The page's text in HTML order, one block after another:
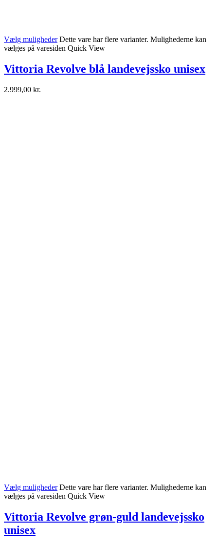
Vælg muligheder Dette vare har flere varianter. Mulighederne kan
vælges på varesiden Quick View
Vittoria Revolve blå landevejssko unisex
2.999,00 kr.
Vælg muligheder Dette vare har flere varianter. Mulighederne kan
vælges på varesiden Quick View
Vittoria Revolve grøn-guld landevejssko
unisex